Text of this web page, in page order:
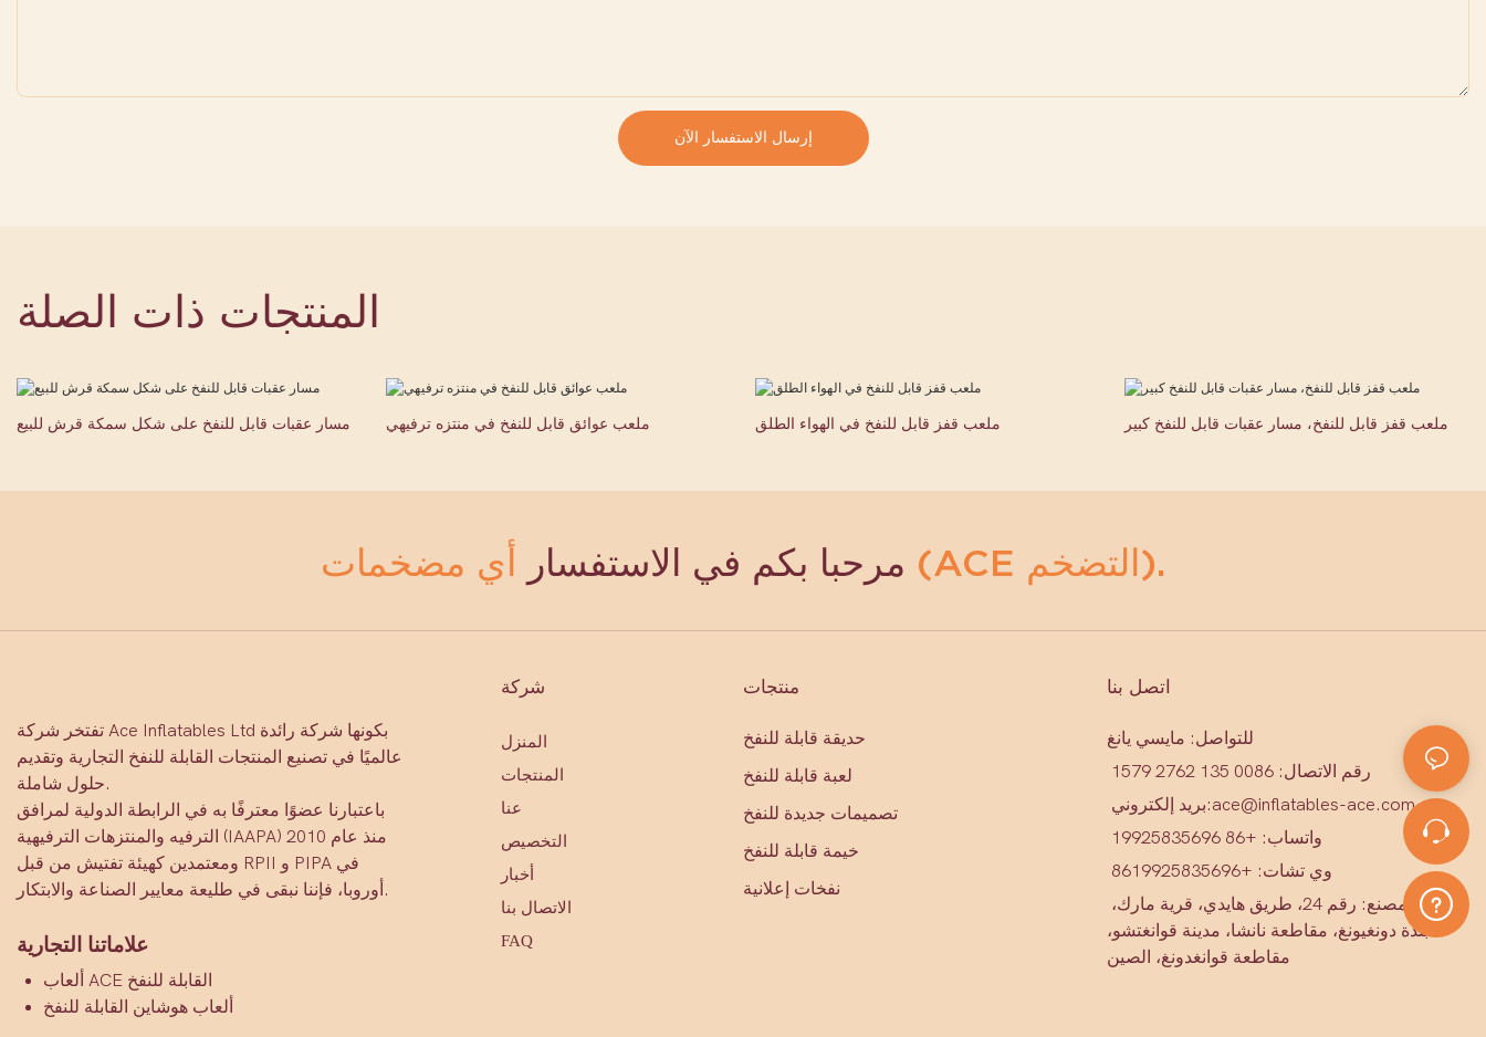
إرسال الاستفسار الآن
المنتجات ذات الصلة
مسار عقبات قابل للنفخ على شكل سمكة قرش للبيع ملعب عوائق قابل للنفخ في منتزه ترفيهي ملعب قفز قابل للنفخ في الهواء الطلق ملعب قفز قابل للنفخ، مسار عقبات قابل للنفخ كبير
مرحبا بكم في الاستفسار أي مضخمات (ACE التضخم).
تفتخر شركة Ace Inflatables Ltd بكونها شركة رائدة
عالميًا في تصنيع المنتجات القابلة للنفخ التجارية وتقديم
حلول شاملة.
باعتبارنا عضوًا معترفًا به في الرابطة الدولية لمرافق
الترفيه والمنتزهات الترفيهية (IAAPA) منذ عام 2010
ومعتمدين كهيئة تفتيش من قبل RPII و PIPA في
أوروبا، فإننا نبقى في طليعة معايير الصناعة والابتكار.
علاماتنا التجارية
ألعاب ACE القابلة للنفخ
ألعاب هوشاين القابلة للنفخ
شركة
المنزل
المنتجات
عنا
التخصيص
أخبار
الاتصال بنا
FAQ
منتجات
حديقة قابلة للنفخ
لعبة قابلة للنفخ
تصميمات جديدة للنفخ
خيمة قابلة للنفخ
نفخات إعلانية
اتصل بنا
للتواصل: مايسي يانغ
رقم الاتصال: 0086 135 2762 1579
بريد إلكتروني:ace@inflatables-ace.com
واتساب: +86 19925835696
وي تشات: +8619925835696
بلدة دونغيونغ، مقاطعة نانشا، مدينة قوانغتشو،
مقاطعة قوانغدونغ، الصين